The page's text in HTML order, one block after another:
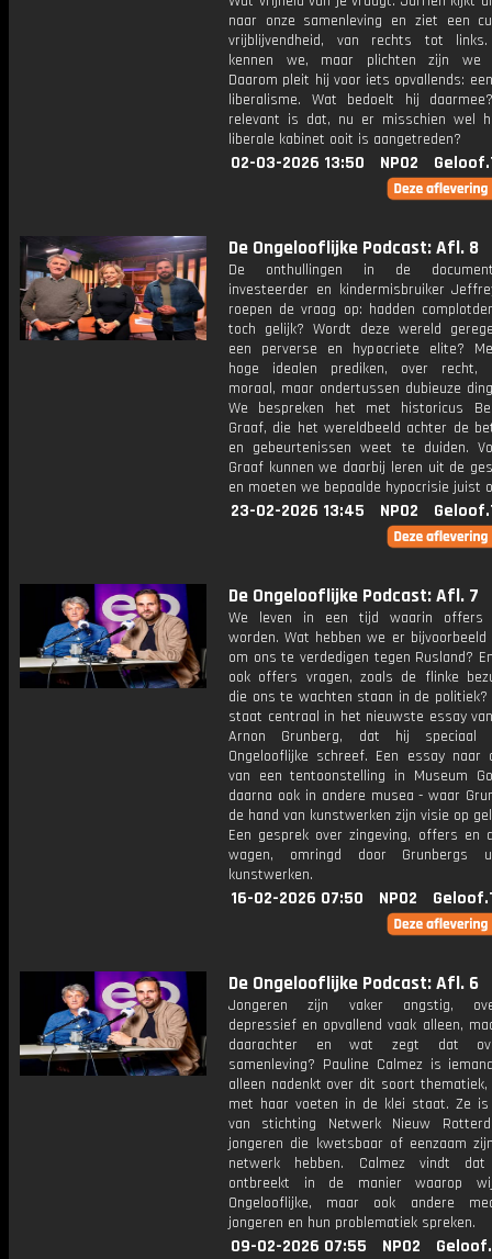
naar onze samenleving en ziet een
vrijblijvendheid, van rechts tot links.
kennen we, maar plichten zijn we
Daarom pleit hij voor iets opvallends:
liberalisme. Wat bedoelt hij
relevant is dat, nu er misschien wel
liberale kabinet ooit is aangetreden?
02-03-2026 13:50 NPO2
De Ongelooflijke Podcast: Afl. 8
De onthullingen in de
investeerder en kindermisbruiker
roepen de vraag op: hadden
toch gelijk? Wordt deze wereld
een perverse en hypocriete elite?
hoge idealen prediken, over recht,
moraal, maar ondertussen dubieuze
We bespreken het met historicus
Graaf, die het wereldbeeld achter de
en gebeurtenissen weet te duiden.
Graaf kunnen we daarbij leren uit de
en moeten we bepaalde hypocrisie juist
23-02-2026 13:45 NPO2
De Ongelooflijke Podcast: Afl. 7
We leven in een tijd waarin offers
worden. Wat hebben we er bijvoorbeeld
om ons te verdedigen tegen Rusland?
ook offers vragen, zoals de flinke
die ons te wachten staan in de politiek?
staat centraal in het nieuwste essay
Arnon Grunberg, dat hij speciaal
Ongelooflijke schreef. Een essay naar
van een tentoonstelling in Museum
daarna ook in andere musea - waar
de hand van kunstwerken zijn visie op
Een gesprek over zingeving, offers en
wagen, omringd door Grunbergs
kunstwerken.
16-02-2026 07:50 NPO2
De Ongelooflijke Podcast: Afl. 6
Jongeren zijn vaker angstig,
depressief en opvallend vaak alleen,
daarachter en wat zegt dat
samenleving? Pauline Calmez is
alleen nadenkt over dit soort thematiek,
met haar voeten in de klei staat. Ze
van stichting Netwerk Nieuw
jongeren die kwetsbaar of eenzaam
netwerk hebben. Calmez vindt
ontbreekt in de manier waarop
Ongelooflijke, maar ook andere
jongeren en hun problematiek spreken.
09-02-2026 07:55 NPO2